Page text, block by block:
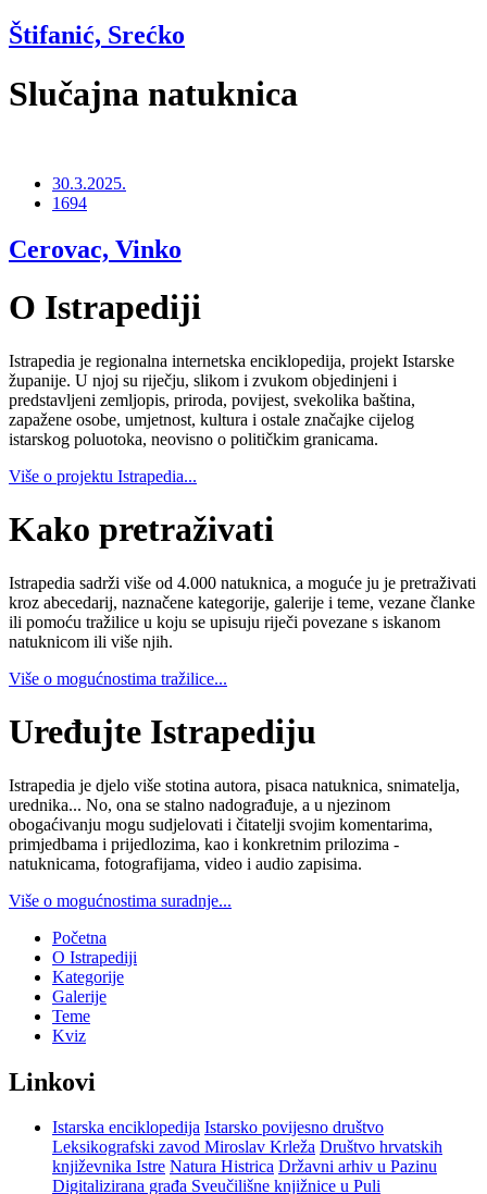
Štifanić, Srećko
Slučajna natuknica
30.3.2025.
1694
Cerovac, Vinko
O Istrapediji
Istrapedia je regionalna internetska enciklopedija, projekt Istarske
županije. U njoj su riječju, slikom i zvukom objedinjeni i
predstavljeni zemljopis, priroda, povijest, svekolika baština,
zapažene osobe, umjetnost, kultura i ostale značajke cijelog
istarskog poluotoka, neovisno o političkim granicama.
Više o projektu Istrapedia...
Kako pretraživati
Istrapedia sadrži više od 4.000 natuknica, a moguće ju je pretraživati
kroz abecedarij, naznačene kategorije, galerije i teme, vezane članke
ili pomoću tražilice u koju se upisuju riječi povezane s iskanom
natuknicom ili više njih.
Više o mogućnostima tražilice...
Uređujte Istrapediju
Istrapedia je djelo više stotina autora, pisaca natuknica, snimatelja,
urednika... No, ona se stalno nadograđuje, a u njezinom
obogaćivanju mogu sudjelovati i čitatelji svojim komentarima,
primjedbama i prijedlozima, kao i konkretnim prilozima -
natuknicama, fotografijama, video i audio zapisima.
Više o mogućnostima suradnje...
Početna
O Istrapediji
Kategorije
Galerije
Teme
Kviz
Linkovi
Istarska enciklopedija Istarsko povijesno društvo
Leksikografski zavod Miroslav Krleža Društvo hrvatskih
književnika Istre Natura Histrica Državni arhiv u Pazinu
Digitalizirana građa Sveučilišne knjižnice u Puli